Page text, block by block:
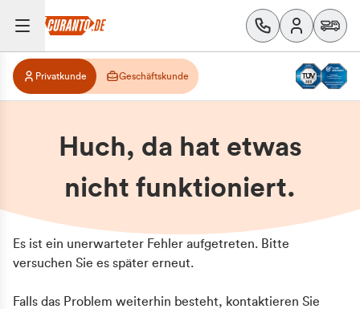
Privatkunde Geschäftskunde
Huch, da hat etwas
nicht funktioniert.
Es ist ein unerwarteter Fehler aufgetreten. Bitte
versuchen Sie es später erneut.
Falls das Problem weiterhin besteht, kontaktieren Sie